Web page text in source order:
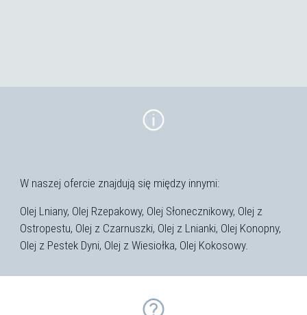
W naszej ofercie znajdują się między innymi:
Olej Lniany, Olej Rzepakowy, Olej Słonecznikowy, Olej z
Ostropestu, Olej z Czarnuszki, Olej z Lnianki, Olej Konopny,
Olej z Pestek Dyni, Olej z Wiesiołka, Olej Kokosowy.